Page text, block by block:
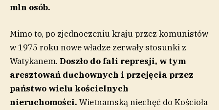
mln osób.
Mimo to, po zjednoczeniu kraju przez komunistów
w 1975 roku nowe władze zerwały stosunki z
Watykanem. Doszło do fali represji, w tym
aresztowań duchownych i przejęcia przez
państwo wielu kościelnych
nieruchomości. Wietnamską niechęć do Kościoła